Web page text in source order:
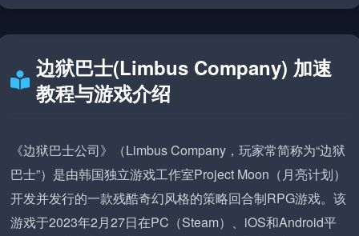
边狱巴士(Limbus Company) 加速
教程与游戏介绍
《边狱巴士公司》（Limbus Company，玩家常简称为“边狱
巴士”）是由韩国独立游戏工作室Project Moon（月亮计划）
开发并发行的一款残酷奇幻风格的策略回合制RPG游戏。该
游戏于2023年2月27日在PC（Steam）、iOS和Android平